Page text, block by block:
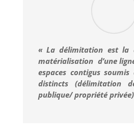
« La délimitation est la
matérialisation d’une
espaces contigus
distincts (délimitation
publique/ propriété